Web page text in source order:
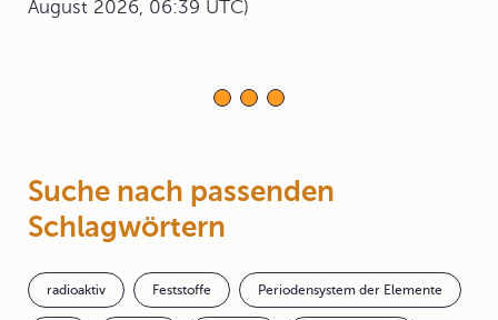
August 2026, 06:39 UTC)
Suche nach passenden
Schlagwörtern
radioaktiv Feststoffe Periodensystem der Elemente